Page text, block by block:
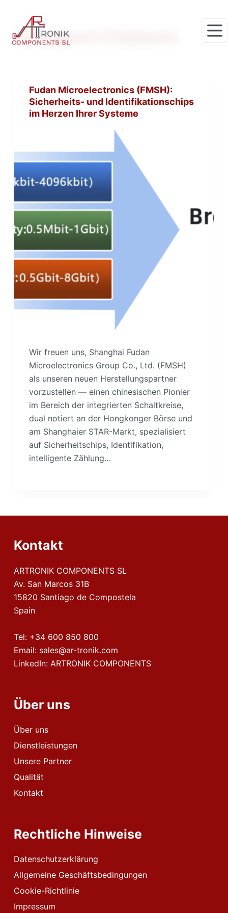
m
n
e
n
Schlagwort
Fudan Microelectronics (FMSH):
Sicherheits- und Identifikationschips
im Herzen Ihrer Systeme
Wir freuen uns, Shanghai Fudan
Microelectronics Group Co., Ltd. (FMSH)
als unseren neuen Herstellungspartner
vorzustellen — einen chinesischen Pionier
im Bereich der integrierten Schaltkreise,
dual notiert an der Hongkonger Börse und
am Shanghaier STAR-Markt, spezialisiert
auf Sicherheitschips, Identifikation,
intelligente Zählung…
Kontakt
ARTRONIK COMPONENTS SL
Av. San Marcos 31B
15820 Santiago de Compostela
Spain
Tel: +34 600 850 800
Email: sales@ar-tronik.com
LinkedIn: ARTRONIK COMPONENTS
Über uns
Über uns
Dienstleistungen
Unsere Partner
Qualität
Kontakt
Rechtliche Hinweise
Datenschutzerklärung
Allgemeine Geschäftsbedingungen
Cookie-Richtlinie
Impressum